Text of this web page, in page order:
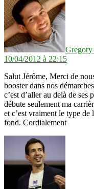
10/04/2012 à 22:15
Salut Jérôme, Merci de
booster dans nos
c’est d’aller au delà de ses
débute seulement ma
et c’est vraiment le type
fond. Cordialement